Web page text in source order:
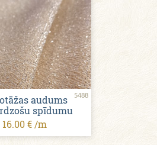
5488
audums
spīdumu
16.00 € /m